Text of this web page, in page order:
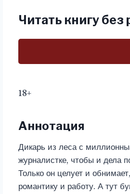
Читать книгу без
18+
Аннотация
Дикарь из леса с
журналистке, чтобы и дела
Только он целует и
романтику и работу. А тут